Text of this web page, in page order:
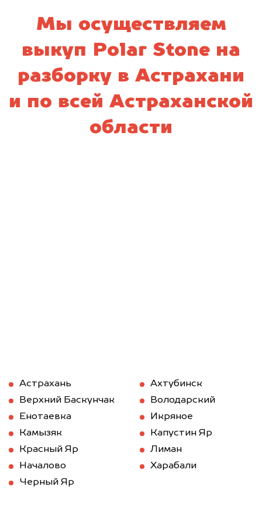
Мы осуществляем
выкуп Polar Stone на
разборку в Астрахани
и по всей Астраханской
области
Астрахань
Ахтубинск
Верхний Баскунчак
Володарский
Енотаевка
Икряное
Камызяк
Капустин Яр
Красный Яр
Лиман
Началово
Харабали
Черный Яр